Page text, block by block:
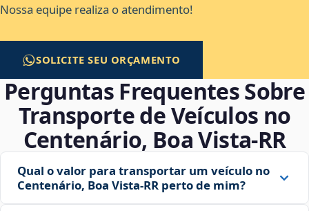
Nossa equipe realiza o atendimento!
SOLICITE SEU ORÇAMENTO
Perguntas Frequentes Sobre
Transporte de Veículos no
Centenário, Boa Vista‑RR
Qual o valor para transportar um veículo no
Centenário, Boa Vista‑RR perto de mim?